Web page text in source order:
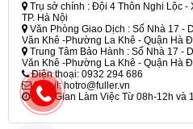
Trụ sở chính : Đội 4 Thôn Nghi Lộc
TP. Hà Nội
Văn Phòng Giao Dịch : Số Nhà 17 -
Văn Khê -Phường La Khê - Quận Hà
Trung Tâm Bảo Hành : Số Nhà 17 -
Văn Khê -Phường La Khê - Quận Hà
Điện thoại: 0932 294 686
Email: hotro@fuller.vn
Thời Gian Làm Việc Từ 08h-12h và